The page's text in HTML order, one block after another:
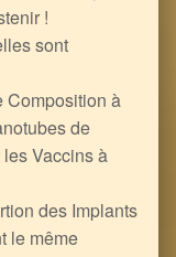
!
sont
Composition à
de
Vaccins à
des Implants
le même